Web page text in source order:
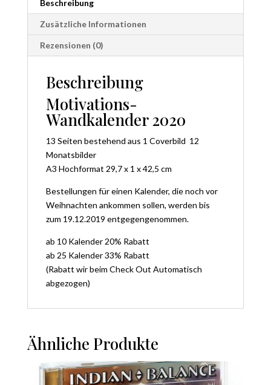
Beschreibung
Zusätzliche Informationen
Rezensionen (0)
Beschreibung
Motivations-
Wandkalender 2020
13 Seiten bestehend aus 1 Coverbild 12
Monatsbilder
A3 Hochformat 29,7 x 1 x 42,5 cm
Bestellungen für einen Kalender, die noch vor
Weihnachten ankommen sollen, werden bis
zum 19.12.2019 entgegengenommen.
ab 10 Kalender 20% Rabatt
ab 25 Kalender 33% Rabatt
(Rabatt wir beim Check Out Automatisch
abgezogen)
Ähnliche Produkte